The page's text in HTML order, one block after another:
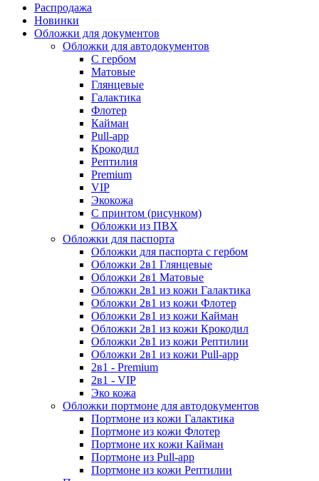
Распродажа
Новинки
Обложки для документов
Обложки для автодокументов
С гербом
Матовые
Глянцевые
Галактика
Флотер
Кайман
Pull-app
Крокодил
Рептилия
Premium
VIP
Экокожа
С принтом (рисунком)
Обложки из ПВХ
Обложки для паспорта
Обложки для паспорта с гербом
Обложки 2в1 Глянцевые
Обложки 2в1 Матовые
Обложки 2в1 из кожи Галактика
Обложки 2в1 из кожи Флотер
Обложки 2в1 из кожи Кайман
Обложки 2в1 из кожи Крокодил
Обложки 2в1 из кожи Рептилии
Обложки 2в1 из кожи Pull-app
2в1 - Premium
2в1 - VIP
Эко кожа
Обложки портмоне для автодокументов
Портмоне из кожи Галактика
Портмоне из кожи Флотер
Портмоне их кожи Кайман
Портмоне из Pull-app
Портмоне из кожи Рептилии